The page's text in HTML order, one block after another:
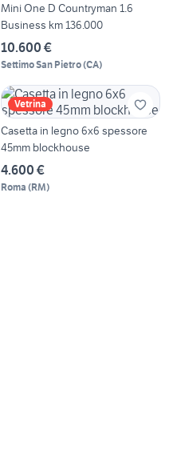
Mini One D Countryman 1.6
Business km 136.000
10.600 €
Settimo San Pietro(CA)
Vetrina
Casetta in legno 6x6 spessore
45mm blockhouse
4.600 €
Roma (RM)